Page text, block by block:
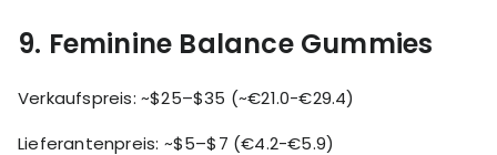
9. Feminine Balance Gummies
Verkaufspreis: ~$25–$35 (~€21.0-€29.4)
Lieferantenpreis: ~$5–$7 (€4.2-€5.9)